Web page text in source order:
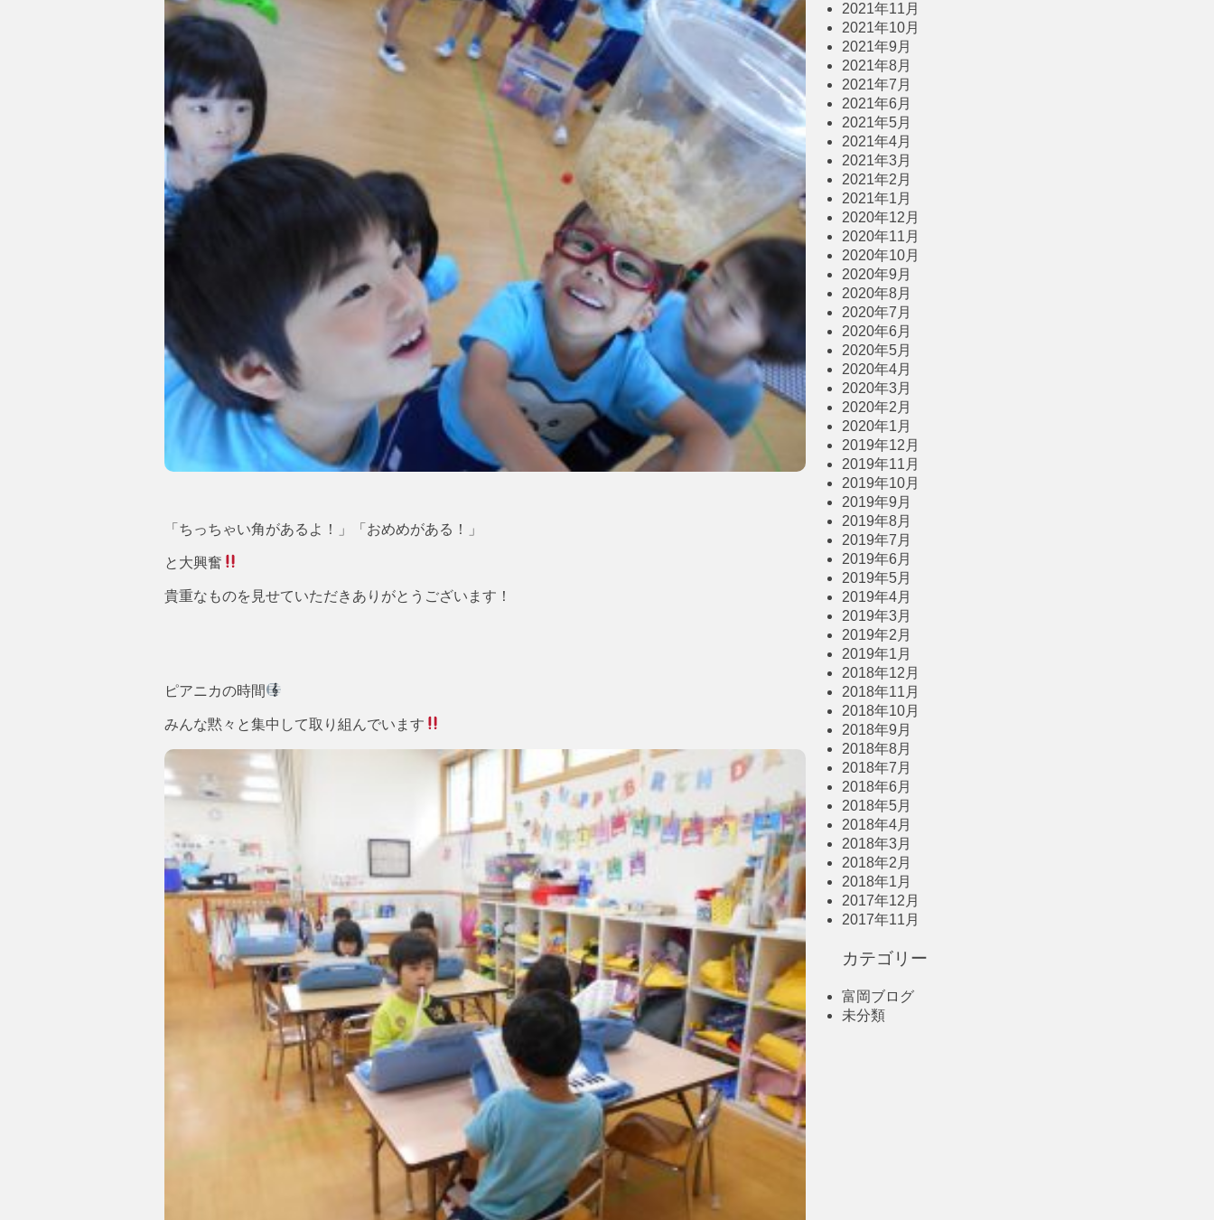
「ちっちゃい角があるよ！」「おめめがある！」
と大興奮
貴重なものを見せていただきありがとうございます！
ピアニカの時間
みんな黙々と集中して取り組んでいます
2021年11月
2021年10月
2021年9月
2021年8月
2021年7月
2021年6月
2021年5月
2021年4月
2021年3月
2021年2月
2021年1月
2020年12月
2020年11月
2020年10月
2020年9月
2020年8月
2020年7月
2020年6月
2020年5月
2020年4月
2020年3月
2020年2月
2020年1月
2019年12月
2019年11月
2019年10月
2019年9月
2019年8月
2019年7月
2019年6月
2019年5月
2019年4月
2019年3月
2019年2月
2019年1月
2018年12月
2018年11月
2018年10月
2018年9月
2018年8月
2018年7月
2018年6月
2018年5月
2018年4月
2018年3月
2018年2月
2018年1月
2017年12月
2017年11月
カテゴリー
富岡ブログ
未分類